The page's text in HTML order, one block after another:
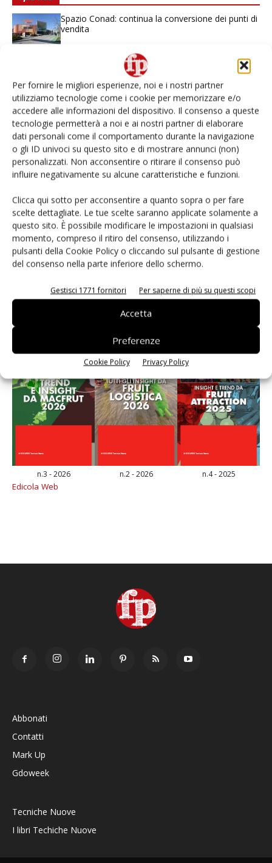
Per fornire le migliori esperienze, noi e i nostri partner
utilizziamo tecnologie come i cookie per memorizzare e/o
accedere alle informazioni del dispositivo. Il consenso a queste
tecnologie permetterà a noi e ai nostri partner di elaborare
dati personali come il comportamento durante la navigazione
o gli ID univoci su questo sito e di mostrare annunci (non)
personalizzati. Non acconsentire o ritirare il consenso può
influire negativamente su alcune caratteristiche e funzioni.
Clicca qui sotto per acconsentire a quanto sopra o per fare
scelte dettagliate. Le tue scelte saranno applicate solamente a
questo sito. È possibile modificare le impostazioni in qualsiasi
momento, compreso il ritiro del consenso, utilizzando i
pulsanti della Cookie Policy o cliccando sul pulsante di gestione
del consenso nella parte inferiore dello schermo.
Gestisci 1771 fornitori Per saperne di più su questi scopi
Accetta
Preferenze
Cookie Policy Privacy Policy
Spazio Conad: continua la conversione dei punti di
vendita
Non è una susina: è Metis… e può rivoluzionare la
Andamento prezzi ortofrutta in Italia al 27 luglio
2026
Leonardo Odorizzi: “Dobbiamo creare stupore nel
punto di vendita” #vocidellortofrutta
L’ortofrutta di Extra Supermercati tra localismo e
Ai #Repartofresh
n.3 - 2026 n.2 - 2026 n.4 - 2025
Edicola Web
Abbonati
Contatti
Mark Up
Gdoweek
Tecniche Nuove
I libri Techiche Nuove